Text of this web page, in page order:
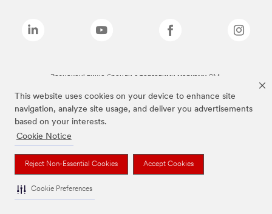
This website uses cookies on your device to enhance site
navigation, analyze site usage, and deliver you advertisements
based on your interests.
Cookie Notice
Reject Non-Essential Cookies Accept Cookies
Cookie Preferences
Зазначені вище бренди є торговими марками 3M.